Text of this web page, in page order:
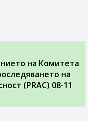
на Комитета
на
(PRAC) 08-11